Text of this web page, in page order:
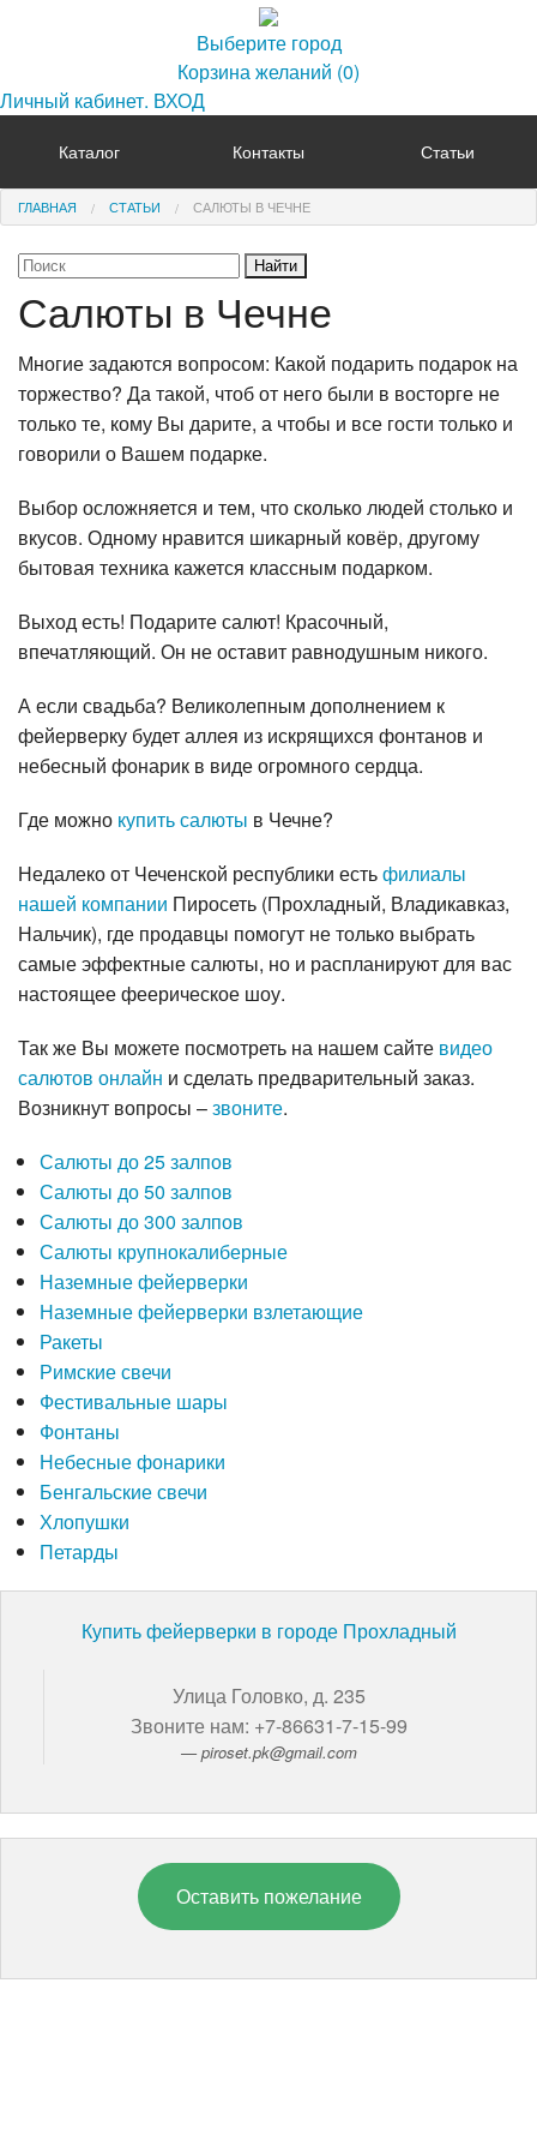
Выберите город
Корзина желаний (0)
Личный кабинет. ВХОД
Каталог Контакты Статьи
ГЛАВНАЯ СТАТЬИ САЛЮТЫ В ЧЕЧНЕ
Салюты в Чечне
Многие задаются вопросом: Какой подарить подарок на
торжество? Да такой, чтоб от него были в восторге не
только те, кому Вы дарите, а чтобы и все гости только и
говорили о Вашем подарке.
Выбор осложняется и тем, что сколько людей столько и
вкусов. Одному нравится шикарный ковёр, другому
бытовая техника кажется классным подарком.
Выход есть! Подарите салют! Красочный,
впечатляющий. Он не оставит равнодушным никого.
А если свадьба? Великолепным дополнением к
фейерверку будет аллея из искрящихся фонтанов и
небесный фонарик в виде огромного сердца.
Где можно купить салюты в Чечне?
Недалеко от Чеченской республики естьфилиалы
нашей компании Пиросеть (Прохладный, Владикавказ,
Нальчик), где продавцы помогут не только выбрать
самые эффектные салюты, но и распланируют для вас
настоящее феерическое шоу.
Так же Вы можете посмотреть на нашем сайте видео
салютов онлайн и сделать предварительный заказ.
Возникнут вопросы –звоните.
Салюты до 25 залпов
Салюты до 50 залпов
Салюты до 300 залпов
Салюты крупнокалиберные
Наземные фейерверки
Наземные фейерверки взлетающие
Ракеты
Римские свечи
Фестивальные шары
Фонтаны
Небесные фонарики
Бенгальские свечи
Хлопушки
Петарды
Купить фейерверки в городе Прохладный
Улица Головко, д. 235
Звоните нам: +7-86631-7-15-99
piroset.pk@gmail.com
Оставить пожелание